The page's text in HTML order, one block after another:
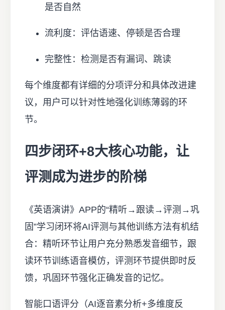
是否自然
流利度：评估语速、停顿是否合理
完整性：检测是否有漏词、跳读
每个维度都有详细的分项评分和具体改进建
议，用户可以针对性地强化训练薄弱的环
节。
四步闭环+8大核心功能，让
评测成为进步的阶梯
《英语演讲》APP的“精听→跟读→评测→巩
固”学习闭环将AI评测与其他训练方法有机结
合：精听环节让用户充分熟悉发音细节，跟
读环节训练语音模仿，评测环节提供即时反
馈，巩固环节强化正确发音的记忆。
智能口语评分（AI逐音素分析+多维度反